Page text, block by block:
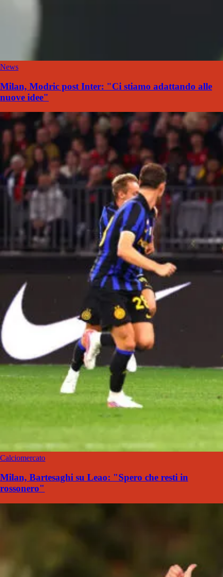
News
Milan, Modric post Inter: "Ci stiamo adattando alle
nuove idee"
Calciomercato
Milan, Bartesaghi su Leao: "Spero che resti in
rossonero"